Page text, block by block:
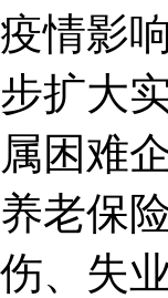
疫情影
步扩大
属困难
养老保
伤、失